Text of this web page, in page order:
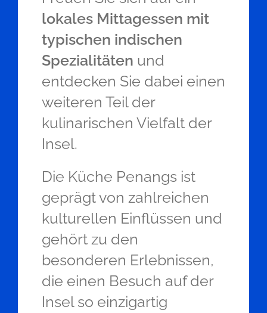
lokales Mittagessen mit
typischen indischen
Spezialitäten und
entdecken Sie dabei einen
weiteren Teil der
kulinarischen Vielfalt der
Insel.
Die Küche Penangs ist
geprägt von zahlreichen
kulturellen Einflüssen und
gehört zu den
besonderen Erlebnissen,
die einen Besuch auf der
Insel so einzigartig